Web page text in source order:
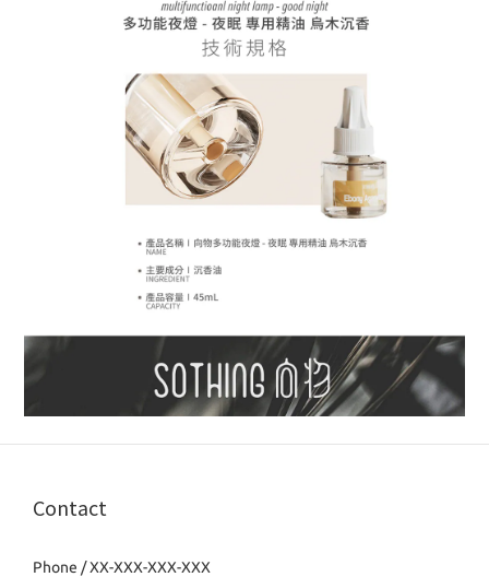
Contact
Phone / XX-XXX-XXX-XXX